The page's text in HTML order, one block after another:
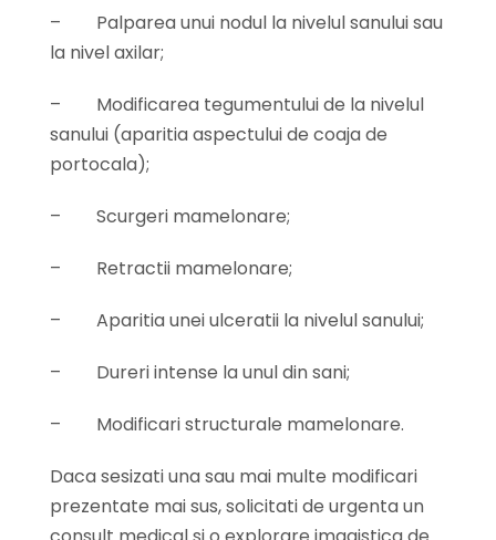
–
Palparea unui nodul la nivelul sanului sau
la nivel axilar;
–
Modificarea tegumentului de la nivelul
sanului (aparitia aspectului de coaja de
portocala);
– Scurgeri mamelonare;
– Retractii mamelonare;
– Aparitia unei ulceratii la nivelul sanului;
– Dureri intense la unul din sani;
– Modificari structurale mamelonare.
Daca sesizati una sau mai multe modificari
prezentate mai sus, solicitati de urgenta un